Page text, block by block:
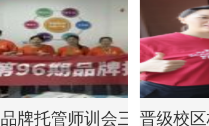
牌托管师训会三地圆满收
晋级校